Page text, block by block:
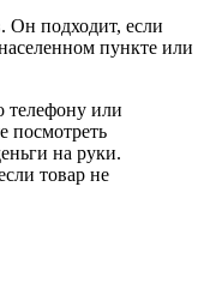
Он подходит, если
пункте или
телефону или
посмотреть
на руки.
товар не